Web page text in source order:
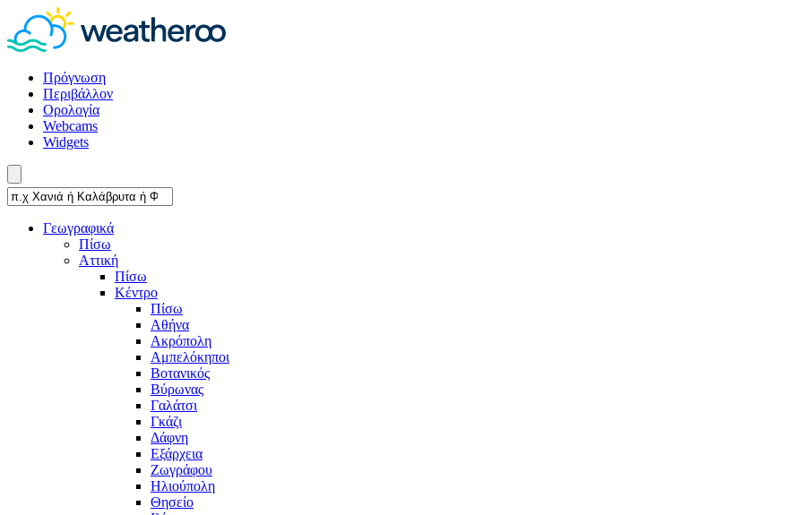
Πρόγνωση
Περιβάλλον
Ορολογία
Webcams
Widgets
Γεωγραφικά
Πίσω
Αττική
Πίσω
Κέντρο
Πίσω
Αθήνα
Ακρόπολη
Αμπελόκηποι
Βοτανικός
Βύρωνας
Γαλάτσι
Γκάζι
Δάφνη
Εξάρχεια
Ζωγράφου
Ηλιούπολη
Θησείο